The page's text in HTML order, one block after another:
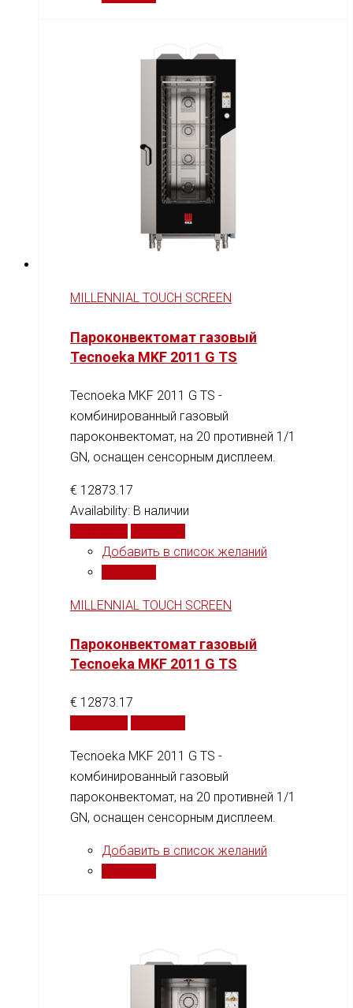
MILLENNIAL TOUCH SCREEN
Пароконвектомат газовый
Tecnoeka MKF 2011 G TS
Tecnoeka MKF 2011 G TS -
комбинированный газовый
пароконвектомат, на 20 противней 1/1
GN, оснащен сенсорным дисплеем.
€ 12873.17
Availability: В наличии
Добавить в список желаний
MILLENNIAL TOUCH SCREEN
Пароконвектомат газовый
Tecnoeka MKF 2011 G TS
€ 12873.17
Tecnoeka MKF 2011 G TS -
комбинированный газовый
пароконвектомат, на 20 противней 1/1
GN, оснащен сенсорным дисплеем.
Добавить в список желаний